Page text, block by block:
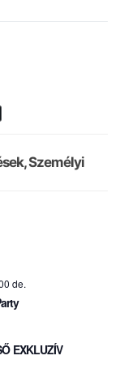
Személyi
de.
EXKLUZÍV